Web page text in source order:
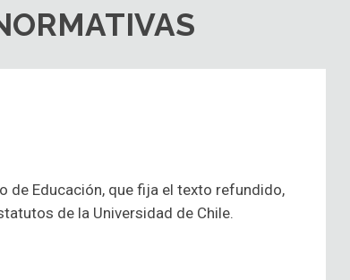
de Educación, que fija el texto refundido,
de la Universidad de Chile.